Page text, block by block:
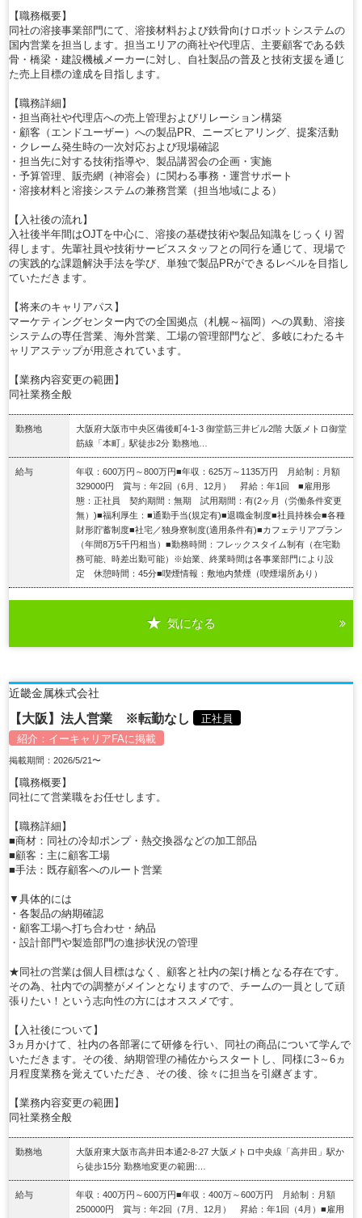
【職務概要】
同社の溶接事業部門にて、溶接材料および鉄骨向けロボットシステムの
国内営業を担当します。担当エリアの商社や代理店、主要顧客である鉄
骨・橋梁・建設機械メーカーに対し、自社製品の普及と技術支援を通じ
た売上目標の達成を目指します。
【職務詳細】
・担当商社や代理店への売上管理およびリレーション構築
・顧客（エンドユーザー）への製品PR、ニーズヒアリング、提案活動
・クレーム発生時の一次対応および現場確認
・担当先に対する技術指導や、製品講習会の企画・実施
・予算管理、販売網（神溶会）に関わる事務・運営サポート
・溶接材料と溶接システムの兼務営業（担当地域による）
【入社後の流れ】
入社後半年間はOJTを中心に、溶接の基礎技術や製品知識をじっくり習
得します。先輩社員や技術サービススタッフとの同行を通じて、現場で
の実践的な課題解決手法を学び、単独で製品PRができるレベルを目指し
ていただきます。
【将来のキャリアパス】
マーケティングセンター内での全国拠点（札幌～福岡）への異動、溶接
システムの専任営業、海外営業、工場の管理部門など、多岐にわたるキ
ャリアステップが用意されています。
【業務内容変更の範囲】
同社業務全般
勤務地
大阪府大阪市中央区備後町4-1-3 御堂筋三井ビル2階 大阪メトロ御堂
筋線「本町」駅徒歩2分 勤務地…
給与
年収：600万円～800万円■年収：625万～1135万円 月給制：月額
329000円 賞与：年2回（6月、12月） 昇給：年1回 ■雇用形
態：正社員 契約期間：無期 試用期間：有(2ヶ月（労働条件変更
無）)■福利厚生：■通勤手当(規定有)■退職金制度■社員持株会■各種
財形貯蓄制度■社宅／独身寮制度(適用条件有)■カフェテリアプラン
（年間8万5千円相当）■勤務時間：フレックスタイム制有（在宅勤
務可能、時差出勤可能）※始業、終業時間は各事業部門により設
定 休憩時間：45分■喫煙情報：敷地内禁煙（喫煙場所あり）
気になる
近畿金属株式会社
【大阪】法人営業 ※転勤なし
正社員
紹介： イーキャリアFAに掲載
掲載期間：2026/5/21〜
【職務概要】
同社にて営業職をお任せします。
【職務詳細】
■商材：同社の冷却ポンプ・熱交換器などの加工部品
■顧客：主に顧客工場
■手法：既存顧客へのルート営業
▼具体的には
・各製品の納期確認
・顧客工場へ打ち合わせ・納品
・設計部門や製造部門の進捗状況の管理
★同社の営業は個人目標はなく、顧客と社内の架け橋となる存在です。
その為、社内での調整がメインとなりますので、チームの一員として頑
張りたい！という志向性の方にはオススメです。
【入社後について】
3ヵ月かけて、社内の各部署にて研修を行い、同社の商品について学んで
いただきます。その後、納期管理の補佐からスタートし、同様に3～6ヵ
月程度業務を覚えていただき、その後、徐々に担当を引継ぎます。
【業務内容変更の範囲】
同社業務全般
勤務地
大阪府東大阪市高井田本通2-8-27 大阪メトロ中央線「高井田」駅か
ら徒歩15分 勤務地変更の範囲:…
給与
年収：400万円～600万円■年収：400万～600万円 月給制：月額
250000円 賞与：年2回（7月、12月） 昇給：年1回（4月）■雇用